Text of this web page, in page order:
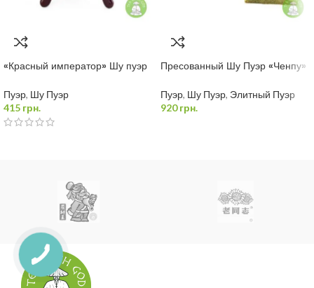
«Красный император» Шу пуэр
Пуэр, Шу Пуэр
415 грн.
Пресованный Шу Пуэр «Ченпу»
Пуэр, Шу Пуэр, Элитный Пуэр
920грн.